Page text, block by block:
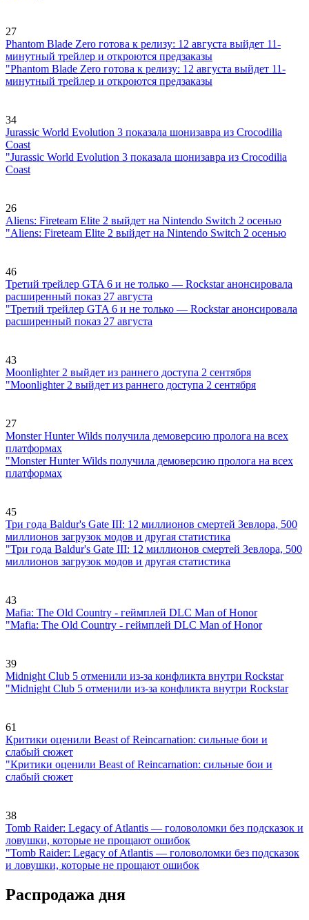
27
Phantom Blade Zero готова к релизу: 12 августа выйдет 11-
минутный трейлер и откроются предзаказы
"Phantom Blade Zero готова к релизу: 12 августа выйдет 11-
минутный трейлер и откроются предзаказы
34
Jurassic World Evolution 3 показала шонизавра из Crocodilia
Coast
"Jurassic World Evolution 3 показала шонизавра из Crocodilia
Coast
26
Aliens: Fireteam Elite 2 выйдет на Nintendo Switch 2 осенью
"Aliens: Fireteam Elite 2 выйдет на Nintendo Switch 2 осенью
46
Третий трейлер GTA 6 и не только — Rockstar анонсировала
расширенный показ 27 августа
"Третий трейлер GTA 6 и не только — Rockstar анонсировала
расширенный показ 27 августа
43
Moonlighter 2 выйдет из раннего доступа 2 сентября
"Moonlighter 2 выйдет из раннего доступа 2 сентября
27
Monster Hunter Wilds получила демоверсию пролога на всех
платформах
"Monster Hunter Wilds получила демоверсию пролога на всех
платформах
45
Три года Baldur's Gate III: 12 миллионов смертей Зевлора, 500
миллионов загрузок модов и другая статистика
"Три года Baldur's Gate III: 12 миллионов смертей Зевлора, 500
миллионов загрузок модов и другая статистика
43
Mafia: The Old Country - геймплей DLC Man of Honor
"Mafia: The Old Country - геймплей DLC Man of Honor
39
Midnight Club 5 отменили из-за конфликта внутри Rockstar
"Midnight Club 5 отменили из-за конфликта внутри Rockstar
61
Критики оценили Beast of Reincarnation: сильные бои и
слабый сюжет
"Критики оценили Beast of Reincarnation: сильные бои и
слабый сюжет
38
Tomb Raider: Legacy of Atlantis — головоломки без подсказок и
ловушки, которые не прощают ошибок
"Tomb Raider: Legacy of Atlantis — головоломки без подсказок
и ловушки, которые не прощают ошибок
Распродажа дня